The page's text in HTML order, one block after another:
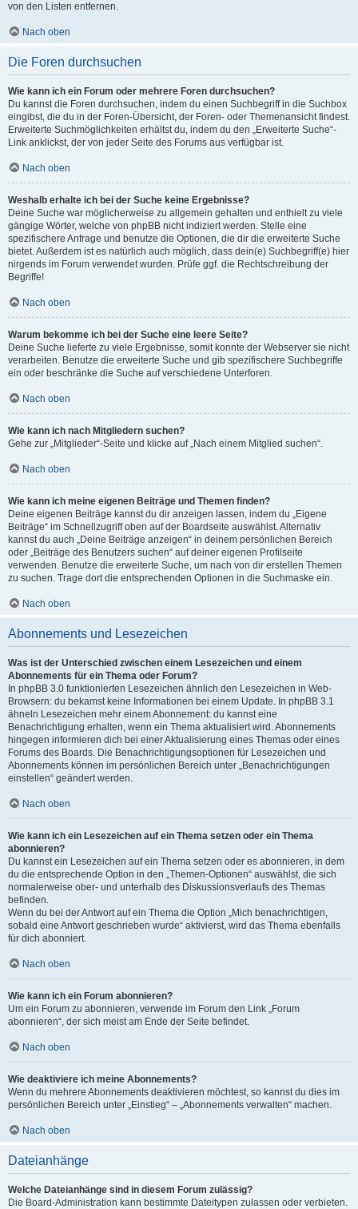
von den Listen entfernen.
Nach oben
Die Foren durchsuchen
Wie kann ich ein Forum oder mehrere Foren durchsuchen?
Du kannst die Foren durchsuchen, indem du einen Suchbegriff in die Suchbox
eingibst, die du in der Foren-Übersicht, der Foren- oder Themenansicht findest.
Erweiterte Suchmöglichkeiten erhältst du, indem du den „Erweiterte Suche“-
Link anklickst, der von jeder Seite des Forums aus verfügbar ist.
Nach oben
Weshalb erhalte ich bei der Suche keine Ergebnisse?
Deine Suche war möglicherweise zu allgemein gehalten und enthielt zu viele
gängige Wörter, welche von phpBB nicht indiziert werden. Stelle eine
spezifischere Anfrage und benutze die Optionen, die dir die erweiterte Suche
bietet. Außerdem ist es natürlich auch möglich, dass dein(e) Suchbegriff(e) hier
nirgends im Forum verwendet wurden. Prüfe ggf. die Rechtschreibung der
Begriffe!
Nach oben
Warum bekomme ich bei der Suche eine leere Seite?
Deine Suche lieferte zu viele Ergebnisse, somit konnte der Webserver sie nicht
verarbeiten. Benutze die erweiterte Suche und gib spezifischere Suchbegriffe
ein oder beschränke die Suche auf verschiedene Unterforen.
Nach oben
Wie kann ich nach Mitgliedern suchen?
Gehe zur „Mitglieder“-Seite und klicke auf „Nach einem Mitglied suchen“.
Nach oben
Wie kann ich meine eigenen Beiträge und Themen finden?
Deine eigenen Beiträge kannst du dir anzeigen lassen, indem du „Eigene
Beiträge“ im Schnellzugriff oben auf der Boardseite auswählst. Alternativ
kannst du auch „Deine Beiträge anzeigen“ in deinem persönlichen Bereich
oder „Beiträge des Benutzers suchen“ auf deiner eigenen Profilseite
verwenden. Benutze die erweiterte Suche, um nach von dir erstellen Themen
zu suchen. Trage dort die entsprechenden Optionen in die Suchmaske ein.
Nach oben
Abonnements und Lesezeichen
Was ist der Unterschied zwischen einem Lesezeichen und einem
Abonnements für ein Thema oder Forum?
In phpBB 3.0 funktionierten Lesezeichen ähnlich den Lesezeichen in Web-
Browsern: du bekamst keine Informationen bei einem Update. In phpBB 3.1
ähneln Lesezeichen mehr einem Abonnement: du kannst eine
Benachrichtigung erhalten, wenn ein Thema aktualisiert wird. Abonnements
hingegen informieren dich bei einer Aktualisierung eines Themas oder eines
Forums des Boards. Die Benachrichtigungsoptionen für Lesezeichen und
Abonnements können im persönlichen Bereich unter „Benachrichtigungen
einstellen“ geändert werden.
Nach oben
Wie kann ich ein Lesezeichen auf ein Thema setzen oder ein Thema
abonnieren?
Du kannst ein Lesezeichen auf ein Thema setzen oder es abonnieren, in dem
du die entsprechende Option in den „Themen-Optionen“ auswählst, die sich
normalerweise ober- und unterhalb des Diskussionsverlaufs des Themas
befinden.
Wenn du bei der Antwort auf ein Thema die Option „Mich benachrichtigen,
sobald eine Antwort geschrieben wurde“ aktivierst, wird das Thema ebenfalls
für dich abonniert.
Nach oben
Wie kann ich ein Forum abonnieren?
Um ein Forum zu abonnieren, verwende im Forum den Link „Forum
abonnieren“, der sich meist am Ende der Seite befindet.
Nach oben
Wie deaktiviere ich meine Abonnements?
Wenn du mehrere Abonnements deaktivieren möchtest, so kannst du dies im
persönlichen Bereich unter „Einstieg“ – „Abonnements verwalten“ machen.
Nach oben
Dateianhänge
Welche Dateianhänge sind in diesem Forum zulässig?
Die Board-Administration kann bestimmte Dateitypen zulassen oder verbieten.